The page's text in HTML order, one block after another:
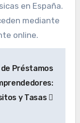
en España.
mediante
online.
de Préstamos
y Tasas